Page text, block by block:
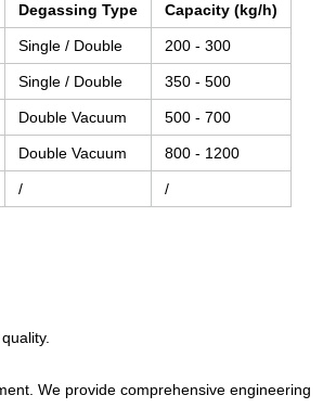
Degassing Type Capacity (kg/h)
Single / Double 200 - 300
Single / Double 350 - 500
Double Vacuum 500 - 700
Double Vacuum 800 - 1200
/ /
We provide comprehensive engineering